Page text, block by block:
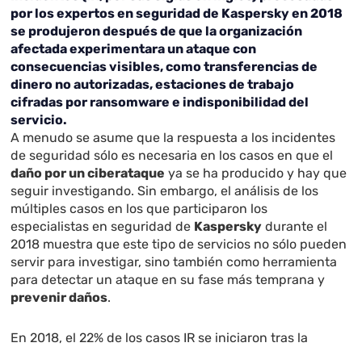
por los expertos en seguridad de Kaspersky en 2018
se produjeron después de que la organización
afectada experimentara un ataque con
consecuencias visibles, como transferencias de
dinero no autorizadas, estaciones de trabajo
cifradas por ransomware e indisponibilidad del
servicio.
A menudo se asume que la respuesta a los incidentes
de seguridad sólo es necesaria en los casos en que el
daño por un ciberataque ya se ha producido y hay que
seguir investigando. Sin embargo, el análisis de los
múltiples casos en los que participaron los
especialistas en seguridad de Kaspersky durante el
2018 muestra que este tipo de servicios no sólo pueden
servir para investigar, sino también como herramienta
para detectar un ataque en su fase más temprana y
prevenir daños.
En 2018, el 22% de los casos IR se iniciaron tras la